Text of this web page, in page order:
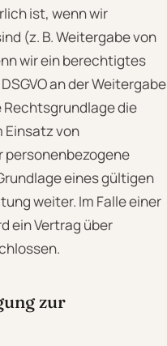
ist, wenn wir
(z. B. Weitergabe von
wir ein berechtigtes
an der Weitergabe
Rechtsgrundlage die
Einsatz von
eines gültigen
weiter. Im Falle einer
ein Vertrag über
zur